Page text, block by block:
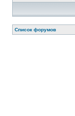
Список форумов